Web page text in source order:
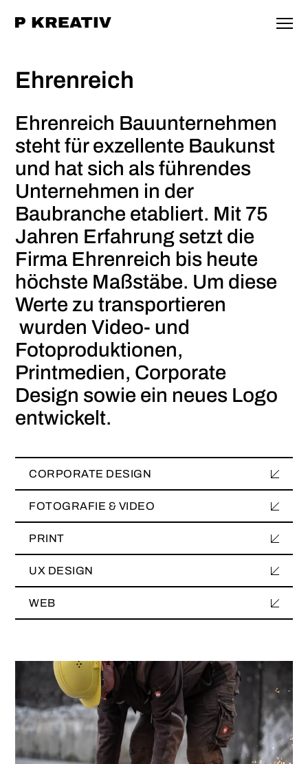
Ehrenreich
Ehrenreich Bauunternehmen
steht für exzellente Baukunst
und hat sich als führendes
Unternehmen in der
Baubranche etabliert. Mit 75
Jahren Erfahrung setzt die
Firma Ehrenreich bis heute
höchste Maßstäbe. Um diese
Werte zu transportieren
wurden Video- und
Fotoproduktionen,
Printmedien, Corporate
Design sowie ein neues Logo
entwickelt.
CORPORATE DESIGN
FOTOGRAFIE & VIDEO
PRINT
UX DESIGN
WEB